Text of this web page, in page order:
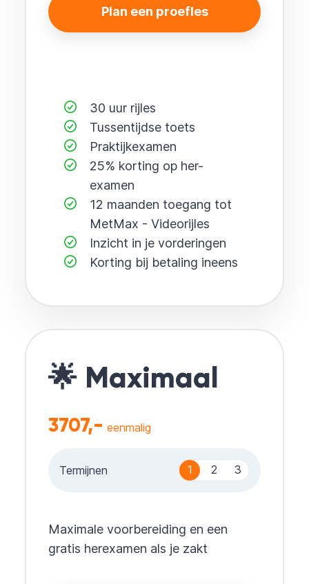
Plan een proefles
30 uur rijles
Tussentijdse toets
Praktijkexamen
25% korting op her-
examen
12 maanden toegang tot
MetMax - Videorijles
Inzicht in je vorderingen
Korting bij betaling ineens
🌟 Maximaal
3707,- eenmalig
Termijnen 1 2 3
Maximale voorbereiding en een
gratis herexamen als je zakt